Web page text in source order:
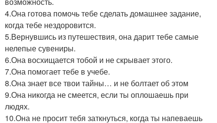
4.Она готова помочь тебе сделать домашнее задание,
когда тебе нездоровится.
5.Вернувшись из путешествия, она дарит тебе самые
нелепые сувениры.
6.Она восхищается тобой и не скрывает этого.
7.Она помогает тебе в учебе.
8.Она знает все твои тайны… и не болтает об этом
9.Она никогда не смеется, если ты оплошаешь при
людях.
10.Она не просит тебя заткнуться, когда ты напеваешь